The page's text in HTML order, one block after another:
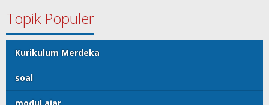
Topik Populer
Kurikulum Merdeka
soal